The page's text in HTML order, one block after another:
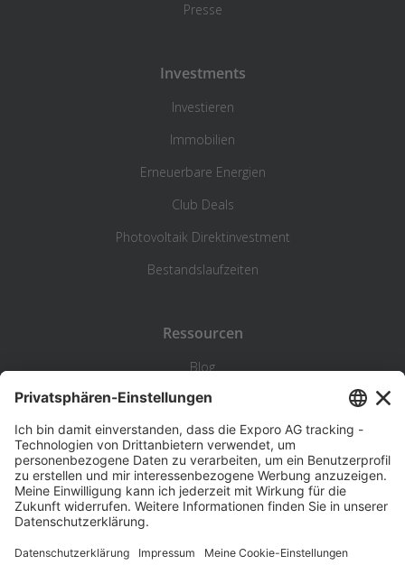
Presse
Investments
Investieren
Immobilien
Erneuerbare Energien
Club Deals
Photovoltaik Direktinvestment
Bestandslaufzeiten
Ressourcen
Blog
Statistik
Wiki
Standortanalyse
Hilfe & Kontakt